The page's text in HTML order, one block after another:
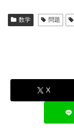
数学 問題
X